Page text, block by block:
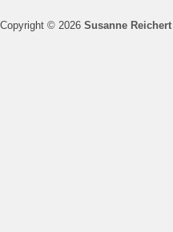
Copyright © 2026 Susanne Reichert